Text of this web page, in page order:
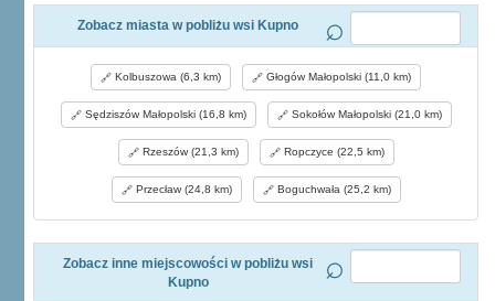
Zobacz miasta w pobliżu wsi Kupno
Kolbuszowa (6,3 km) Głogów Małopolski (11,0 km)
Sędziszów Małopolski (16,8 km) Sokołów Małopolski (21,0 km)
Rzeszów (21,3 km) Ropczyce (22,5 km)
Przecław (24,8 km) Boguchwała (25,2 km)
Zobacz inne miejscowości w pobliżu wsi
Kupno